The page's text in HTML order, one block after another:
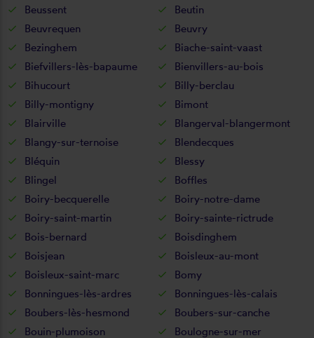
Beussent
Beutin
Beuvrequen
Beuvry
Bezinghem
Biache-saint-vaast
Biefvillers-lès-bapaume
Bienvillers-au-bois
Bihucourt
Billy-berclau
Billy-montigny
Bimont
Blairville
Blangerval-blangermont
Blangy-sur-ternoise
Blendecques
Bléquin
Blessy
Blingel
Boffles
Boiry-becquerelle
Boiry-notre-dame
Boiry-saint-martin
Boiry-sainte-rictrude
Bois-bernard
Boisdinghem
Boisjean
Boisleux-au-mont
Boisleux-saint-marc
Bomy
Bonningues-lès-ardres
Bonningues-lès-calais
Boubers-lès-hesmond
Boubers-sur-canche
Bouin-plumoison
Boulogne-sur-mer